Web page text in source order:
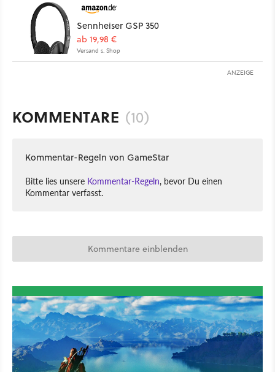
Sennheiser GSP 350
ab 19,98 €
Versand s. Shop
ANZEIGE
KOMMENTARE (10)
Kommentar-Regeln von GameStar
Bitte lies unsere Kommentar-Regeln, bevor Du einen
Kommentar verfasst.
Kommentare einblenden